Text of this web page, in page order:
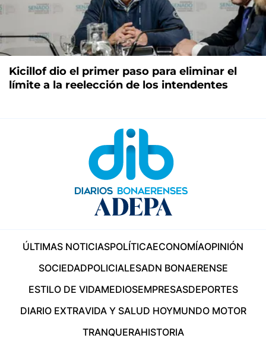
Kicillof dio el primer paso para eliminar el
límite a la reelección de los intendentes
ÚLTIMAS NOTICIASPOLÍTICAECONOMÍAOPINIÓN
SOCIEDADPOLICIALESADN BONAERENSE
ESTILO DE VIDAMEDIOSEMPRESASDEPORTES
DIARIO EXTRAVIDA Y SALUD HOYMUNDO MOTOR
TRANQUERAHISTORIA